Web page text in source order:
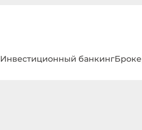
Инвестиционный банкинг